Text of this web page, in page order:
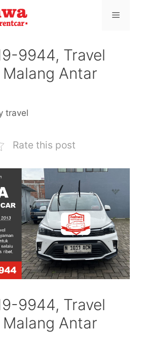
Menu
9944, Travel
Antar
travel
Rate this post
9944, Travel
Antar